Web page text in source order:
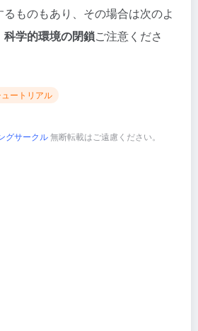
ものもあり、その場合は次のよ
科学的環境の閉鎖ご注意くださ
ートリアル
グサークル無断転載はご遠慮ください。